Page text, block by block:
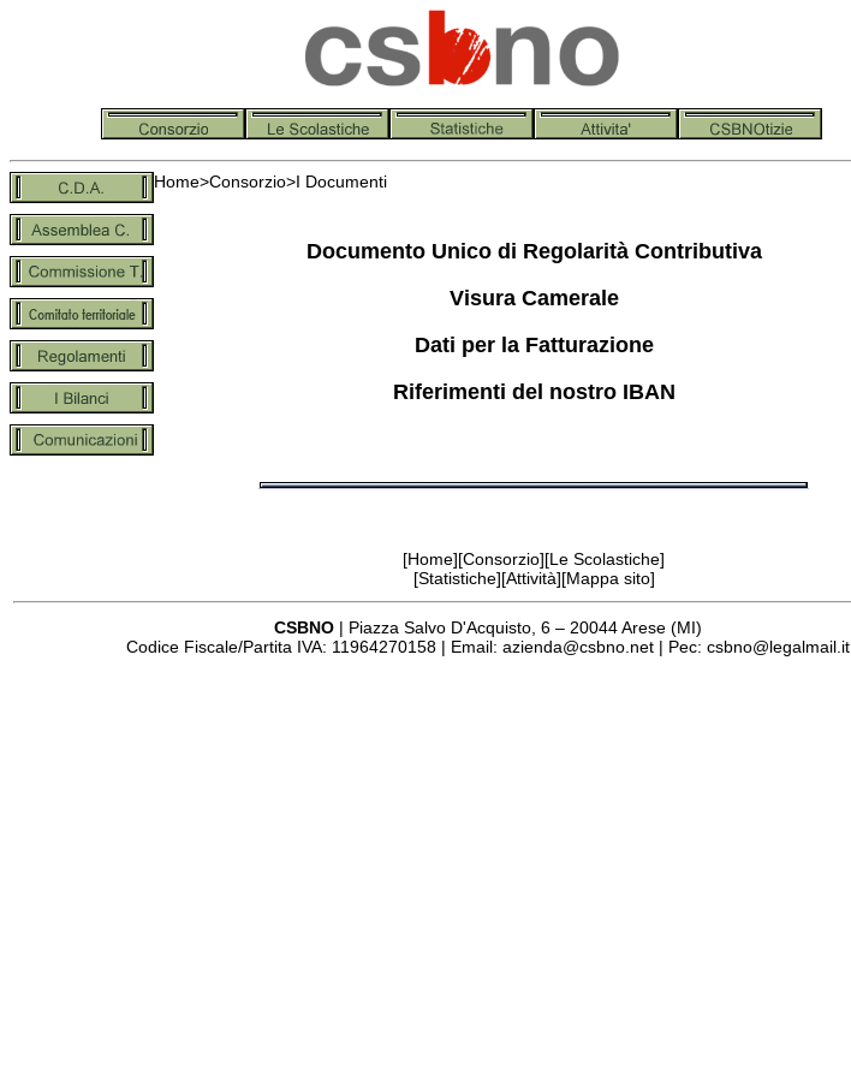
Home>Consorzio>I Documenti
Documento Unico di Regolarità Contributiva
Visura Camerale
Dati per la Fatturazione
Riferimenti del nostro IBAN
[Home][Consorzio][Le Scolastiche]
[Statistiche][Attività][Mappa sito]
CSBNO | Piazza Salvo D'Acquisto, 6 – 20044 Arese (MI)
Codice Fiscale/Partita IVA: 11964270158 | Email: azienda@csbno.net | Pec: csbno@legalmail.it